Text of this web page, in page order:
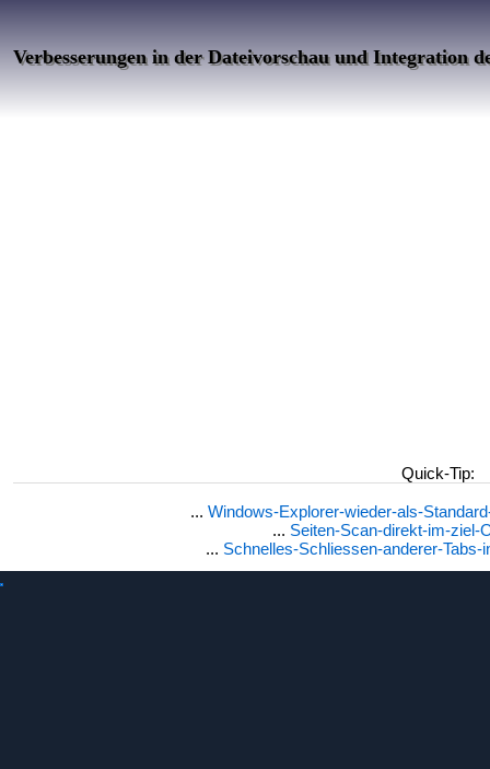
Verbesserungen in der Dateivorschau und Integration
Quick-Tip:
... Windows-Explorer-wieder-als-
... Seiten-Scan-direkt-im-ziel-
... Schnelles-Schliessen-anderer-